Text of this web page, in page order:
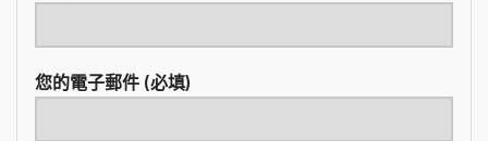
您的電子郵件 (必填)